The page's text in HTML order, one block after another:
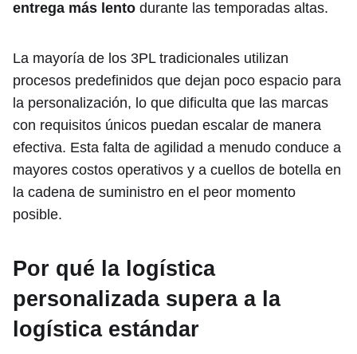
entrega más lento durante las temporadas altas.
La mayoría de los 3PL tradicionales utilizan
procesos predefinidos que dejan poco espacio para
la personalización, lo que dificulta que las marcas
con requisitos únicos puedan escalar de manera
efectiva. Esta falta de agilidad a menudo conduce a
mayores costos operativos y a cuellos de botella en
la cadena de suministro en el peor momento
posible.
Por qué la logística
personalizada supera a la
logística estándar